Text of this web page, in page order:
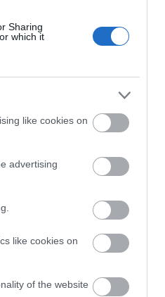
Sharing
which it
like cookies on
advertising
like cookies on
of the website
e-Linkek
Pr cikk megjelentetés - honlap-